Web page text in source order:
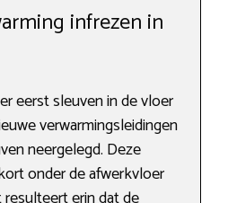
infrezen in
eerst sleuven in de vloer
verwarmingsleidingen
neergelegd. Deze
onder de afwerkvloer